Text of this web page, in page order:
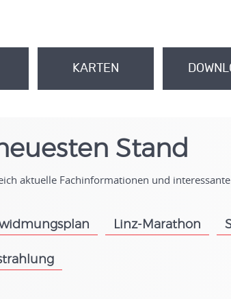
KARTEN
Stand
aktuelle Fachinformationen und
Linz-Marathon